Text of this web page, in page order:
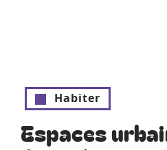
Habiter
Espaces